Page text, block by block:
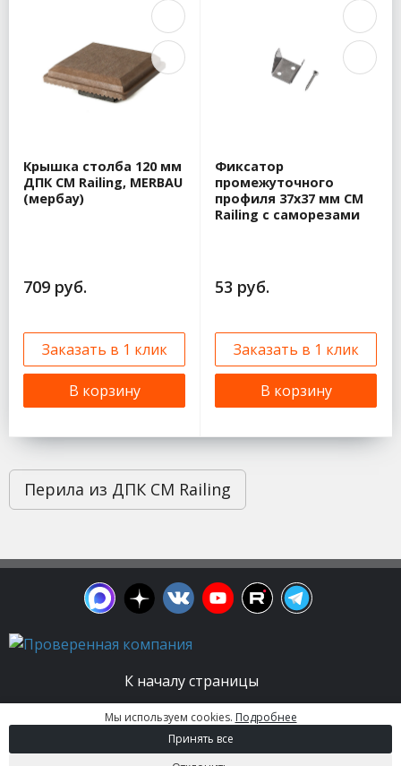
Крышка столба 120 мм
ДПК CM Railing, MERBAU
(мербау)
709 руб.
Заказать в 1 клик
В корзину
Фиксатор
промежуточного
профиля 37х37 мм CM
Railing с саморезами
53 руб.
Заказать в 1 клик
В корзину
Перила из ДПК CM Railing
К началу страницы
© 2003 - 2026. Апельсин group | Группа
строительных компаний Все права защищены.
Вся информация на этом сайте носит
Мы используем cookies. Подробнее
Принять все